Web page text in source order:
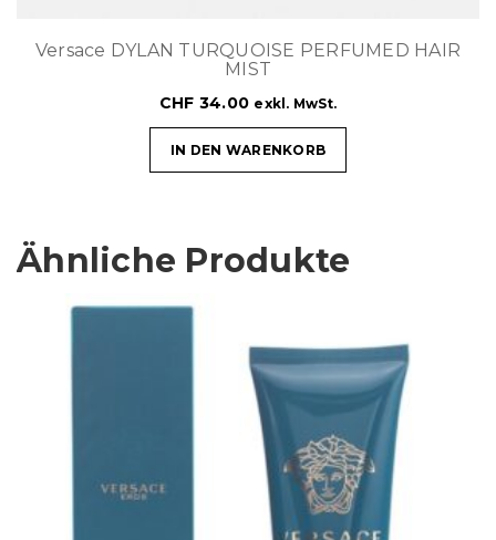
Versace DYLAN TURQUOISE PERFUMED HAIR
MIST
CHF 34.00 exkl. MwSt.
IN DEN WARENKORB
Ähnliche Produkte